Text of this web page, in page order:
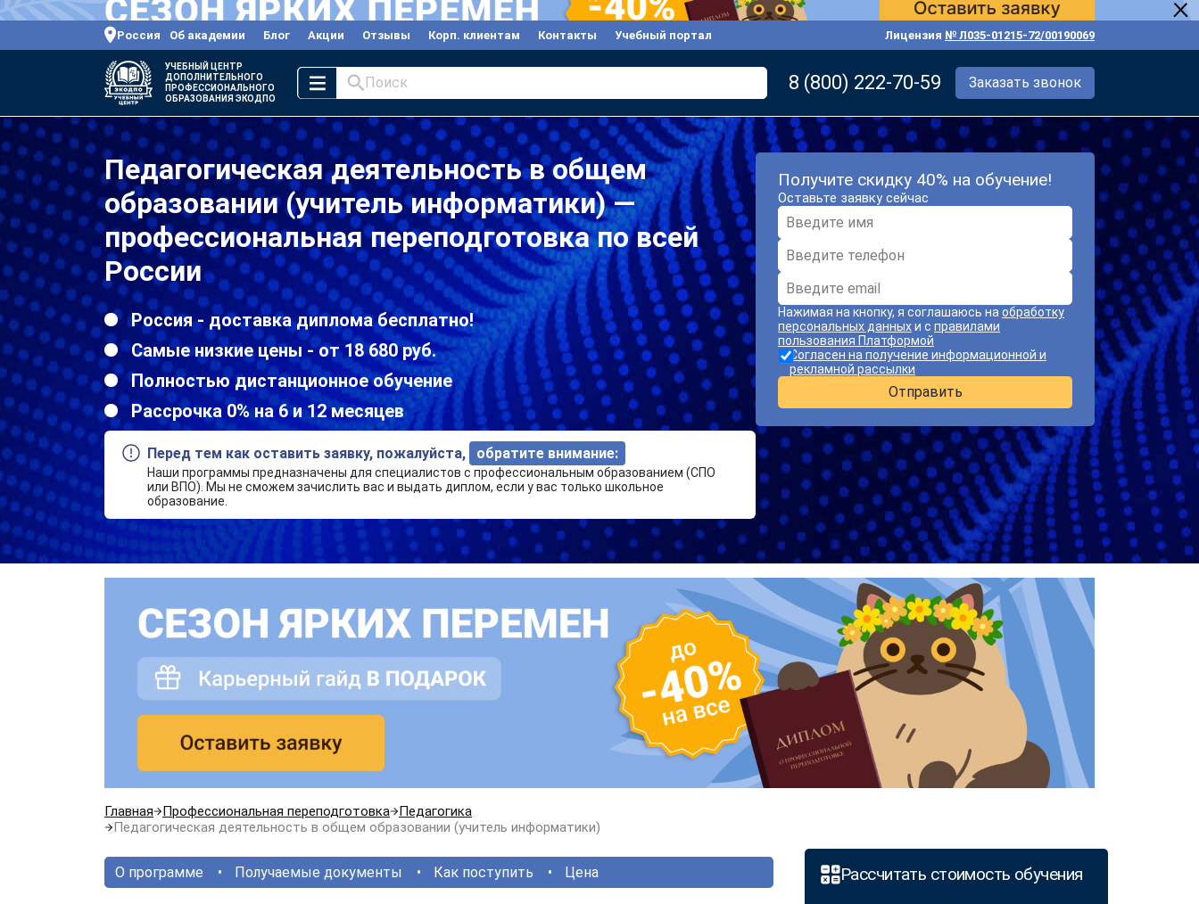
Россия Об академии Блог Акции Отзывы Корп. клиентам Контакты Учебный портал Лицензия № Л035-01215-72/00190069
УЧЕБНЫЙ ЦЕНТР
ДОПОЛНИТЕЛЬНОГО
ПРОФЕССИОНАЛЬНОГО
ОБРАЗОВАНИЯ ЭКОДПО
Поиск 8 (800) 222-70-59 Заказать звонок
Педагогическая деятельность в общем
образовании (учитель информатики) —
профессиональная переподготовка по всей
России
Россия - доставка диплома бесплатно!
Самые низкие цены - от 18 680 руб.
Полностью дистанционное обучение
Рассрочка 0% на 6 и 12 месяцев
Перед тем как оставить заявку, пожалуйста, обратите внимание:
Наши программы предназначены для специалистов с профессиональным образованием (СПО
или ВПО). Мы не сможем зачислить вас и выдать диплом, если у вас только школьное
образование.
Получите скидку 40% на обучение!
Оставьте заявку сейчас
Нажимая на кнопку, я соглашаюсь на обработку
персональных данныхи с правилами
пользования Платформой
Согласен на получение информационной и
рекламной рассылки
Отправить
Главная Профессиональная переподготовка
Педагогика
Педагогическая деятельность в общем образовании (учитель информатики)
Рассчитать стоимость обучения
О программе Получаемые документы Как поступить Цена